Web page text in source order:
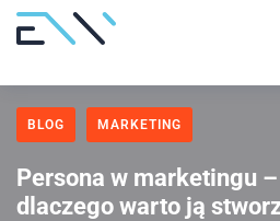
BLOG MARKETING
Persona w marketingu
dlaczego warto ją